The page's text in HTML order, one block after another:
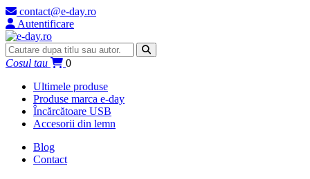
contact@e-day.ro
Autentificare
Cosul tau
0
Ultimele produse
Produse marca e-day
Încărcătoare USB
Accesorii din lemn
Blog
Contact